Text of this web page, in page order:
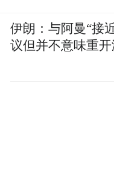
伊朗：与阿曼“接
议但并不意味重